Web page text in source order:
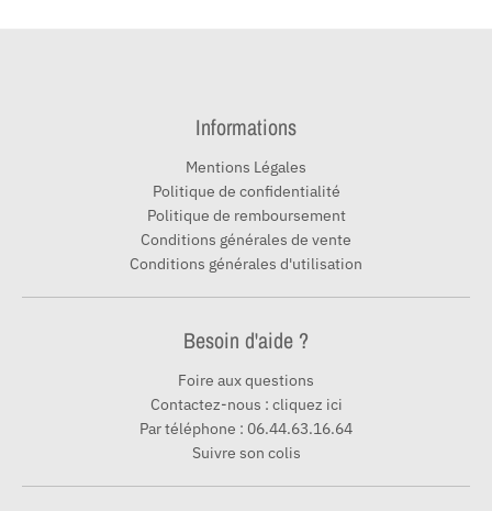
Informations
Mentions Légales
Politique de confidentialité
Politique de remboursement
Conditions générales de vente
Conditions générales d'utilisation
Besoin d'aide ?
Foire aux questions
Contactez-nous : cliquez ici
Par téléphone : 06.44.63.16.64
Suivre son colis